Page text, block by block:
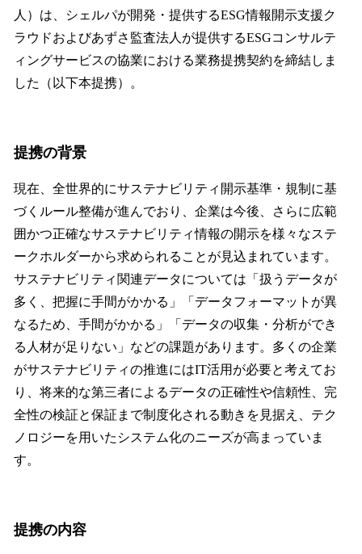
込
み
中
で
す
人）は、シェルパが開発・提供するESG情報開示支援ク
ラウドおよびあずさ監査法人が提供するESGコンサルテ
ィングサービスの協業における業務提携契約を締結しま
した（以下本提携）。
提携の背景
現在、全世界的にサステナビリティ開示基準・規制に基
づくルール整備が進んでおり、企業は今後、さらに広範
囲かつ正確なサステナビリティ情報の開示を様々なステ
ークホルダーから求められることが見込まれています。
サステナビリティ関連データについては「扱うデータが
多く、把握に手間がかかる」「データフォーマットが異
なるため、手間がかかる」「データの収集・分析ができ
る人材が足りない」などの課題があります。多くの企業
がサステナビリティの推進にはIT活用が必要と考えてお
り、将来的な第三者によるデータの正確性や信頼性、完
全性の検証と保証まで制度化される動きを見据え、テク
ノロジーを用いたシステム化のニーズが高まっていま
す。
提携の内容